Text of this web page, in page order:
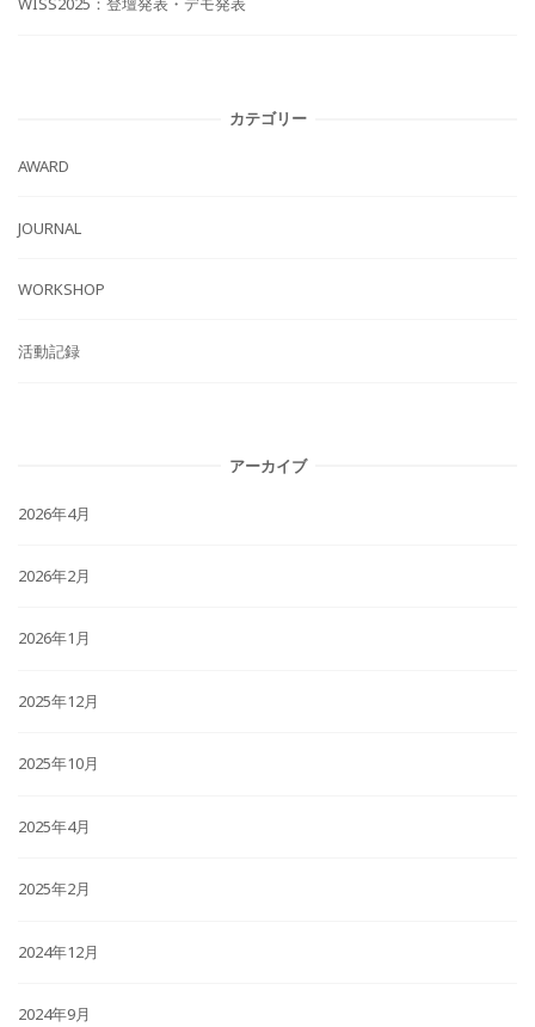
カテゴリー
AWARD
JOURNAL
WORKSHOP
活動記録
アーカイブ
2026年4月
2026年2月
2026年1月
2025年12月
2025年10月
2025年4月
2025年2月
2024年12月
2024年9月